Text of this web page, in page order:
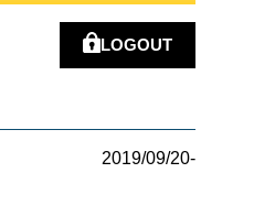
LOGOUT
2019/09/20-